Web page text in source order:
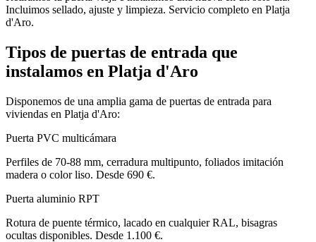
Incluimos sellado, ajuste y limpieza. Servicio completo en Platja
d'Aro.
Tipos de puertas de entrada que
instalamos en Platja d'Aro
Disponemos de una amplia gama de puertas de entrada para
viviendas en Platja d'Aro:
Puerta PVC multicámara
Perfiles de 70-88 mm, cerradura multipunto, foliados imitación
madera o color liso. Desde 690 €.
Puerta aluminio RPT
Rotura de puente térmico, lacado en cualquier RAL, bisagras
ocultas disponibles. Desde 1.100 €.